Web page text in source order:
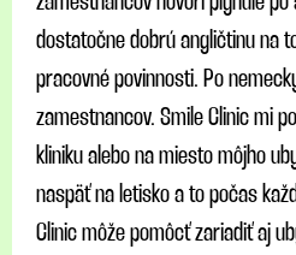
dostatočne dobrú angličtinu na
pracovné povinnosti. Po
zamestnancov. Smile Clinic mi
kliniku alebo na miesto môjho
naspäť na letisko a to počas
Clinic môže pomôcť zariadiť aj